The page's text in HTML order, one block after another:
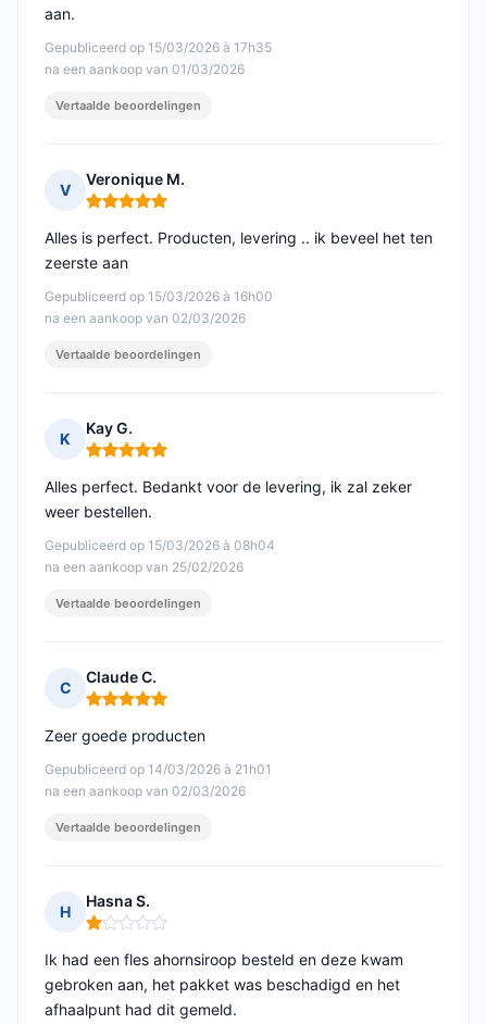
Gepubliceerd op 15/03/2026 à 17h35
na een aankoop van 01/03/2026
aan.
Vertaalde beoordelingen
V
Veronique M.
Opmerking: 5 van 5
Gepubliceerd op 15/03/2026 à 16h00
na een aankoop van 02/03/2026
Alles is perfect. Producten, levering .. ik beveel het ten
zeerste aan
Vertaalde beoordelingen
K
Kay G.
Opmerking: 5 van 5
Gepubliceerd op 15/03/2026 à 08h04
na een aankoop van 25/02/2026
Alles perfect. Bedankt voor de levering, ik zal zeker
weer bestellen.
Vertaalde beoordelingen
C
Claude C.
Opmerking: 5 van 5
Gepubliceerd op 14/03/2026 à 21h01
na een aankoop van 02/03/2026
Zeer goede producten
Vertaalde beoordelingen
H
Hasna S.
Opmerking: 1 van 5
Ik had een fles ahornsiroop besteld en deze kwam
gebroken aan, het pakket was beschadigd en het
afhaalpunt had dit gemeld.